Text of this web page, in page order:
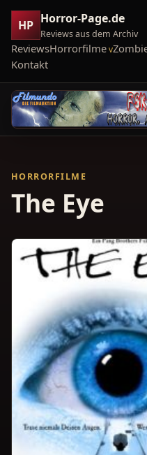
HP Horror-Page.de
Reviews aus dem Archiv
ReviewsHorrorfilme
Kontakt
HORRORFILME
The Eye